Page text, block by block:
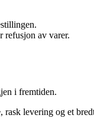
refusjon av varer.
i fremtiden.
levering og et